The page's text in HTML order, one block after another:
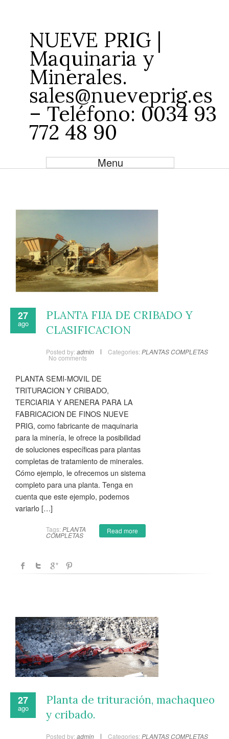
NUEVE PRIG |
Maquinaria y
Minerales.
sales@nueveprig.es
– Teléfono: 0034 93
772 48 90
Menu
27
ago
PLANTA FIJA DE CRIBADO Y
CLASIFICACION
Posted by: admin Categories: PLANTAS COMPLETAS
No comments
PLANTA SEMI-MOVIL DE
TRITURACION Y CRIBADO,
TERCIARIA Y ARENERA PARA LA
FABRICACION DE FINOS NUEVE
PRIG, como fabricante de maquinaria
para la minería, le ofrece la posibilidad
de soluciones específicas para plantas
completas de tratamiento de minerales.
Cómo ejemplo, le ofrecemos un sistema
completo para una planta. Tenga en
cuenta que este ejemplo, podemos
variarlo […]
Read more
Tags: PLANTA
COMPLETAS
27
ago
Planta de trituración, machaqueo
y cribado.
Posted by: admin Categories: PLANTAS COMPLETAS